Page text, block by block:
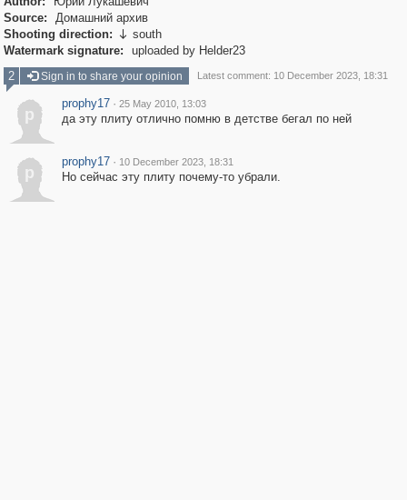
Source:
Домашний архив
Shooting direction:  south
Watermark signature:
uploaded by Helder23
2
Sign in to share your opinion Latest comment: 10 December 2023, 18:31
p
prophy17 · 25 May 2010, 13:03
да эту плиту отлично помню в детстве бегал по ней
p
prophy17 · 10 December 2023, 18:31
Но сейчас эту плиту почему-то убрали.